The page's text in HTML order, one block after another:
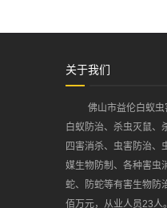
关于我们
佛山市益伦白蚁
白蚁防治、杀虫灭鼠、
四害消杀、虫害防治、
媒生物防制、各种害虫
蛇、防蛇等有害生物防
佰万元，从业人员23人